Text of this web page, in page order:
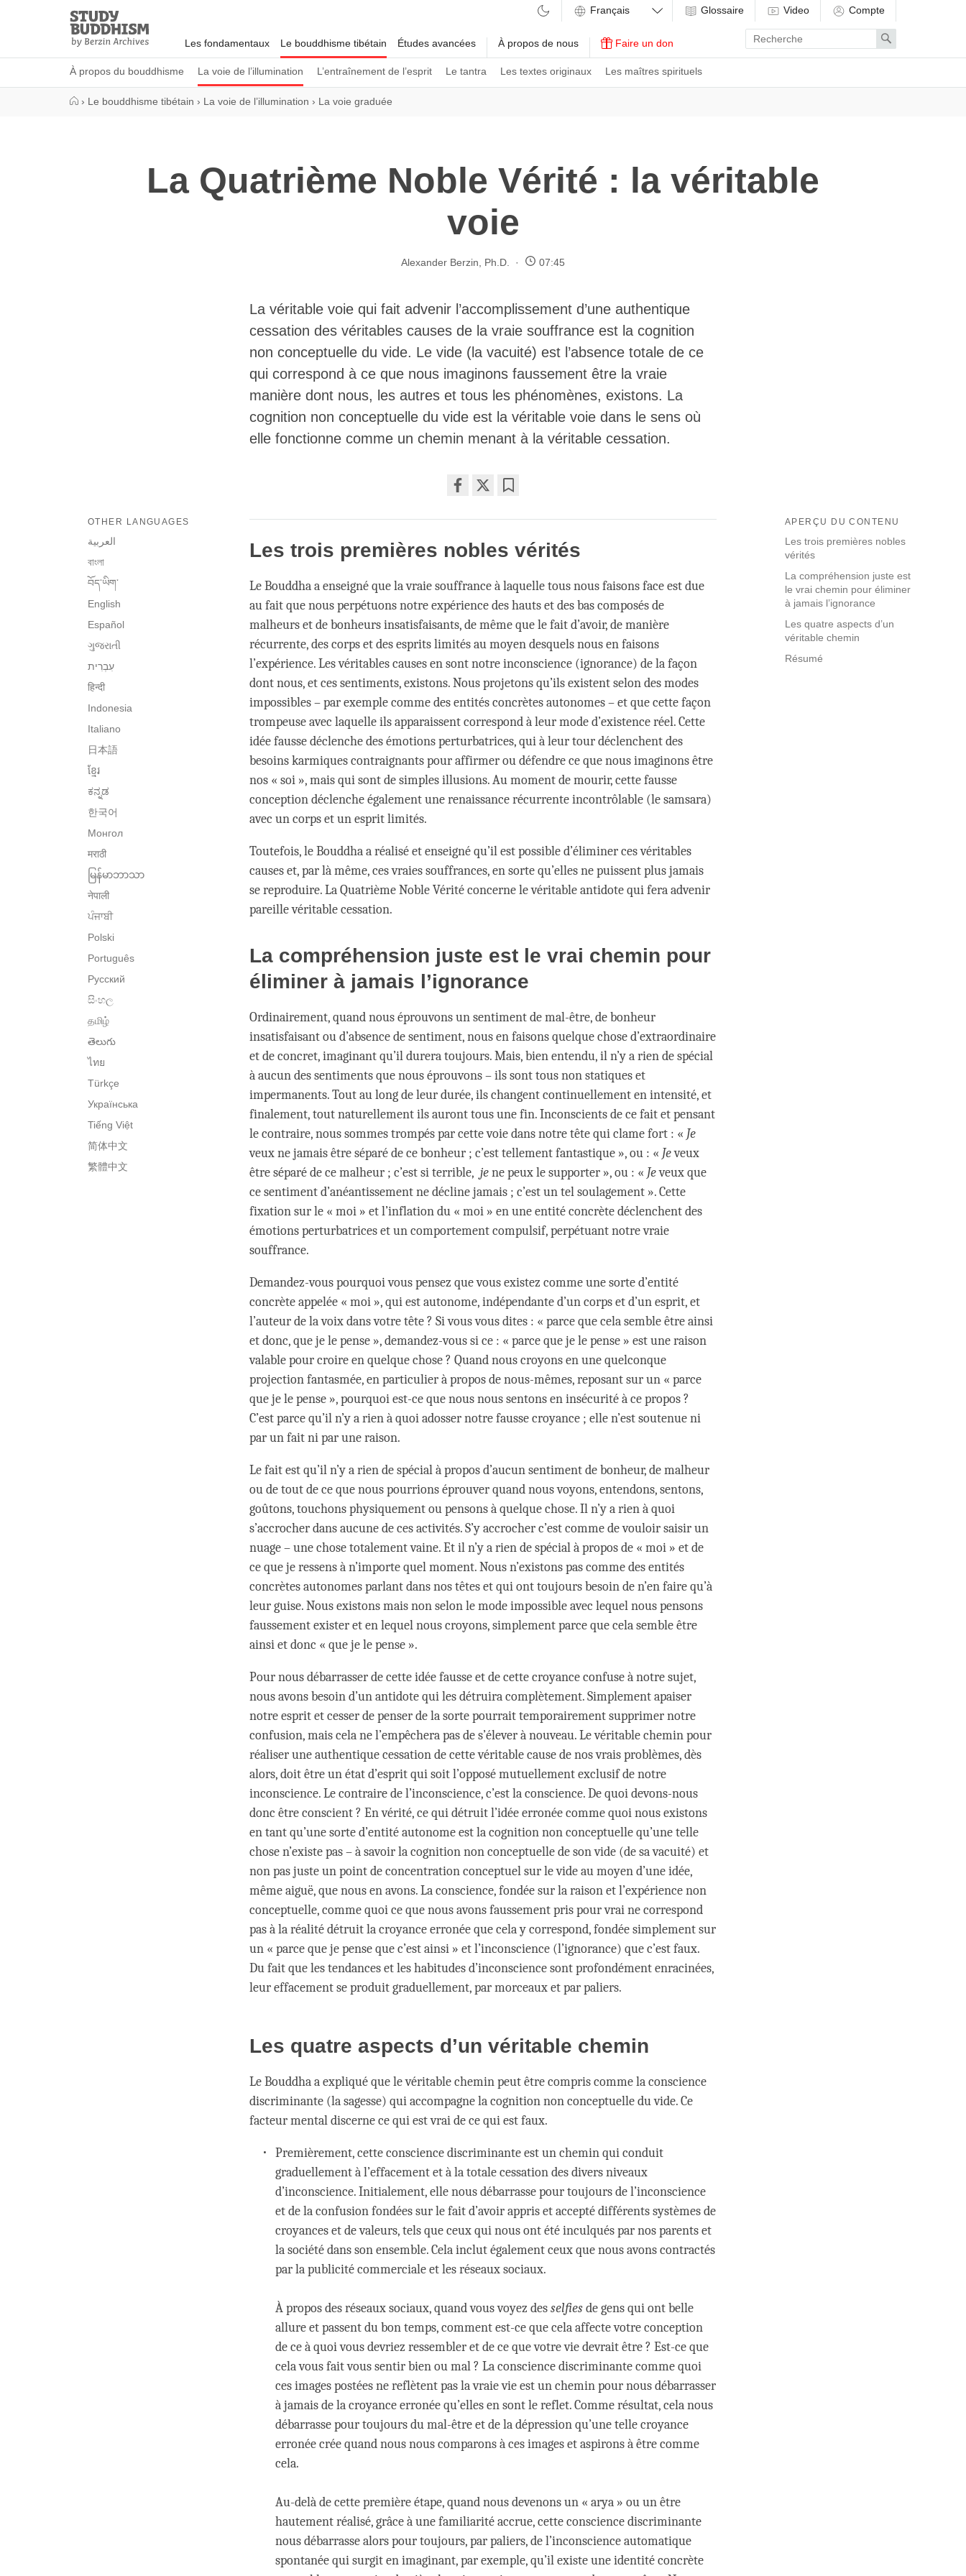
Study
Buddhism
Home
Les fondamentaux Le bouddhisme tibétain
À propos du bouddhisme La voie de l’illumination L’entraînement de l’esprit Le tantra Les textes originaux Les maîtres spirituels
Études avancées À propos de nous Faire un don
Glossaire Video Compte
Enter
search
term
Search
› Le bouddhisme tibétain › La voie de l’illumination › La voie graduée
La Quatrième Noble Vérité : la véritable
voie
Alexander Berzin, Ph.D. 07:45
La véritable voie qui fait advenir l’accomplissement d’une authentique
cessation des véritables causes de la vraie souffrance est la cognition
non conceptuelle du vide. Le vide (la vacuité) est l’absence totale de ce
qui correspond à ce que nous imaginons faussement être la vraie
manière dont nous, les autres et tous les phénomènes, existons. La
cognition non conceptuelle du vide est la véritable voie dans le sens où
elle fonctionne comme un chemin menant à la véritable cessation.
on
facebook
APERÇU DU CONTENU
Les trois premières nobles
vérités
La compréhension juste est
le vrai chemin pour éliminer
à jamais l’ignorance
Les quatre aspects d’un
véritable chemin
Résumé
OTHER LANGUAGES
العربية
বাংলা
བོད་ཡིག་
English
Español
ગુજરાતી
हिन्दी
Indonesia
Italiano
日本語
ខ្មែរ
ಕನ್ನಡ
한국어
Монгол
मराठी
မြန်မာဘာသာ
नेपाली
ਪੰਜਾਬੀ
Polski
Português
Русский
සිංහල
தமிழ்
తెలుగు
ไทย
Türkçe
Українська
Tiếng Việt
简体中文
繁體中文
Les trois premières nobles vérités
Le Bouddha a enseigné que la vraie souffrance à laquelle tous nous faisons face est due
au fait que nous perpétuons notre expérience des hauts et des bas composés de
malheurs et de bonheurs insatisfaisants, de même que le fait d’avoir, de manière
récurrente, des corps et des esprits limités au moyen desquels nous en faisons
l’expérience. Les véritables causes en sont notre inconscience (ignorance) de la façon
dont nous, et ces sentiments, existons. Nous projetons qu’ils existent selon des modes
impossibles – par exemple comme des entités concrètes autonomes – et que cette façon
trompeuse avec laquelle ils apparaissent correspond à leur mode d’existence réel. Cette
idée fausse déclenche des émotions perturbatrices, qui à leur tour déclenchent des
besoins karmiques contraignants pour affirmer ou défendre ce que nous imaginons être
nos « soi », mais qui sont de simples illusions. Au moment de mourir, cette fausse
conception déclenche également une renaissance récurrente incontrôlable (le samsara)
avec un corps et un esprit limités.
Toutefois, le Bouddha a réalisé et enseigné qu’il est possible d’éliminer ces véritables
causes et, par là même, ces vraies souffrances, en sorte qu’elles ne puissent plus jamais
se reproduire. La Quatrième Noble Vérité concerne le véritable antidote qui fera advenir
pareille véritable cessation.
La compréhension juste est le vrai chemin pour
éliminer à jamais l’ignorance
Ordinairement, quand nous éprouvons un sentiment de mal-être, de bonheur
insatisfaisant ou d’absence de sentiment, nous en faisons quelque chose d’extraordinaire
et de concret, imaginant qu’il durera toujours. Mais, bien entendu, il n’y a rien de spécial
à aucun des sentiments que nous éprouvons – ils sont tous non statiques et
impermanents. Tout au long de leur durée, ils changent continuellement en intensité, et
finalement, tout naturellement ils auront tous une fin. Inconscients de ce fait et pensant
le contraire, nous sommes trompés par cette voie dans notre tête qui clame fort : « Je
veux ne jamais être séparé de ce bonheur ; c’est tellement fantastique », ou : « Jeveux
être séparé de ce malheur ; c’est si terrible, jene peux le supporter », ou : « Jeveux que
ce sentiment d’anéantissement ne décline jamais ; c’est un tel soulagement ». Cette
fixation sur le « moi » et l’inflation du « moi » en une entité concrète déclenchent des
émotions perturbatrices et un comportement compulsif, perpétuant notre vraie
souffrance.
Demandez-vous pourquoi vous pensez que vous existez comme une sorte d’entité
concrète appelée « moi », qui est autonome, indépendante d’un corps et d’un esprit, et
l’auteur de la voix dans votre tête ? Si vous vous dites : « parce que cela semble être ainsi
et donc, que je le pense », demandez-vous si ce : « parce que je le pense » est une raison
valable pour croire en quelque chose ? Quand nous croyons en une quelconque
projection fantasmée, en particulier à propos de nous-mêmes, reposant sur un « parce
que je le pense », pourquoi est-ce que nous nous sentons en insécurité à ce propos ?
C’est parce qu’il n’y a rien à quoi adosser notre fausse croyance ; elle n’est soutenue ni
par un fait ni par une raison.
Le fait est qu’il n’y a rien de spécial à propos d’aucun sentiment de bonheur, de malheur
ou de tout de ce que nous pourrions éprouver quand nous voyons, entendons, sentons,
goûtons, touchons physiquement ou pensons à quelque chose. Il n’y a rien à quoi
s’accrocher dans aucune de ces activités. S’y accrocher c’est comme de vouloir saisir un
nuage – une chose totalement vaine. Et il n’y a rien de spécial à propos de « moi » et de
ce que je ressens à n’importe quel moment. Nous n’existons pas comme des entités
concrètes autonomes parlant dans nos têtes et qui ont toujours besoin de n’en faire qu’à
leur guise. Nous existons mais non selon le mode impossible avec lequel nous pensons
faussement exister et en lequel nous croyons, simplement parce que cela semble être
ainsi et donc « que je le pense ».
Pour nous débarrasser de cette idée fausse et de cette croyance confuse à notre sujet,
nous avons besoin d’un antidote qui les détruira complètement. Simplement apaiser
notre esprit et cesser de penser de la sorte pourrait temporairement supprimer notre
confusion, mais cela ne l’empêchera pas de s’élever à nouveau. Le véritable chemin pour
réaliser une authentique cessation de cette véritable cause de nos vrais problèmes, dès
alors, doit être un état d’esprit qui soit l’opposé mutuellement exclusif de notre
inconscience. Le contraire de l’inconscience, c’est la conscience. De quoi devons-nous
donc être conscient ? En vérité, ce qui détruit l’idée erronée comme quoi nous existons
en tant qu’une sorte d’entité autonome est la cognition non conceptuelle qu’une telle
chose n’existe pas – à savoir la cognition non conceptuelle de son vide (de sa vacuité) et
non pas juste un point de concentration conceptuel sur le vide au moyen d’une idée,
même aiguë, que nous en avons. La conscience, fondée sur la raison et l’expérience non
conceptuelle, comme quoi ce que nous avons faussement pris pour vrai ne correspond
pas à la réalité détruit la croyance erronée que cela y correspond, fondée simplement sur
un « parce que je pense que c’est ainsi » et l’inconscience (l’ignorance) que c’est faux.
Du fait que les tendances et les habitudes d’inconscience sont profondément enracinées,
leur effacement se produit graduellement, par morceaux et par paliers.
Les quatre aspects d’un véritable chemin
Le Bouddha a expliqué que le véritable chemin peut être compris comme la conscience
discriminante (la sagesse) qui accompagne la cognition non conceptuelle du vide. Ce
facteur mental discerne ce qui est vrai de ce qui est faux.
Premièrement, cette conscience discriminante est un chemin qui conduit
graduellement à l’effacement et à la totale cessation des divers niveaux
d’inconscience. Initialement, elle nous débarrasse pour toujours de l’inconscience
et de la confusion fondées sur le fait d’avoir appris et accepté différents systèmes de
croyances et de valeurs, tels que ceux qui nous ont été inculqués par nos parents et
la société dans son ensemble. Cela inclut également ceux que nous avons contractés
par la publicité commerciale et les réseaux sociaux.
À propos des réseaux sociaux, quand vous voyez desselfiesde gens qui ont belle
allure et passent du bon temps, comment est-ce que cela affecte votre conception
de ce à quoi vous devriez ressembler et de ce que votre vie devrait être ? Est-ce que
cela vous fait vous sentir bien ou mal ? La conscience discriminante comme quoi
ces images postées ne reflètent pas la vraie vie est un chemin pour nous débarrasser
à jamais de la croyance erronée qu’elles en sont le reflet. Comme résultat, cela nous
débarrasse pour toujours du mal-être et de la dépression qu’une telle croyance
erronée crée quand nous nous comparons à ces images et aspirons à être comme
cela.
Au-delà de cette première étape, quand nous devenons un « arya » ou un être
hautement réalisé, grâce à une familiarité accrue, cette conscience discriminante
nous débarrasse alors pour toujours, par paliers, de l’inconscience automatique
spontanée qui surgit en imaginant, par exemple, qu’il existe une identité concrète